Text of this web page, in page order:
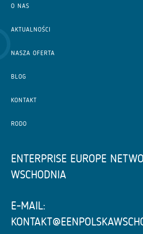
O NAS
AKTUALNOŚCI
NASZA OFERTA
BLOG
KONTAKT
RODO
ENTERPRISE EUROPE
WSCHODNIA
E-MAIL: